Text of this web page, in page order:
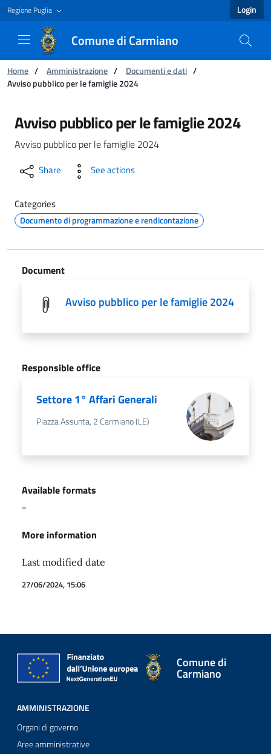
Regione Puglia Login
Comune di Carmiano
You are:
Home / Amministrazione / Documenti e dati /
Avviso pubblico per le famiglie 2024
Avviso pubblico per le famiglie 2024 -
Avviso pubblico per le famiglie 2024
Avviso pubblico per le famiglie 2024
Share See actions
Categories
Documento di programmazione e rendicontazione
Document
Avviso pubblico per le famiglie 2024
Responsible office
Settore 1° Affari Generali
Piazza Assunta, 2 Carmiano (LE)
Available formats
-
More information
Last modified date
27/06/2024, 15:06
Comune di
Carmiano
AMMINISTRAZIONE
Organi di governo
Aree amministrative